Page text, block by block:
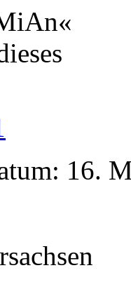
16.